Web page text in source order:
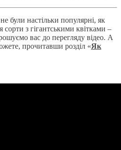
були настільки популярні, як
сорти з гігантськими квітками –
вас до перегляду відео. А
прочитавши розділ «Як